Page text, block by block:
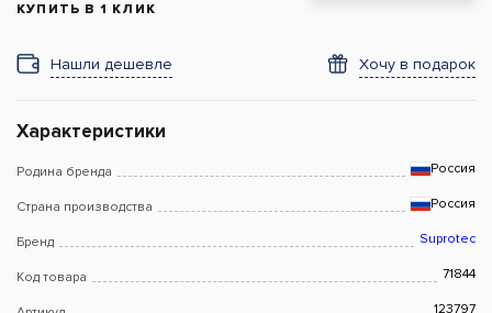
КУПИТЬ В 1 КЛИК
Нашли дешевле Хочу в подарок
Характеристики
Родина бренда Россия
Страна производства Россия
Бренд Suprotec
Код товара 71844
123797